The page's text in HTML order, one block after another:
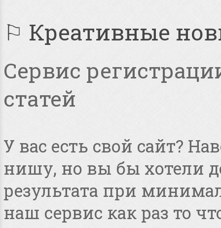
⚐ Креативные
Сервис
статей
У вас есть свой сайт?
нишу, но вы бы хотели
результата при
наш сервис как раз то